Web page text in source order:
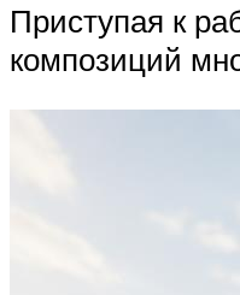
Приступая к
композиций